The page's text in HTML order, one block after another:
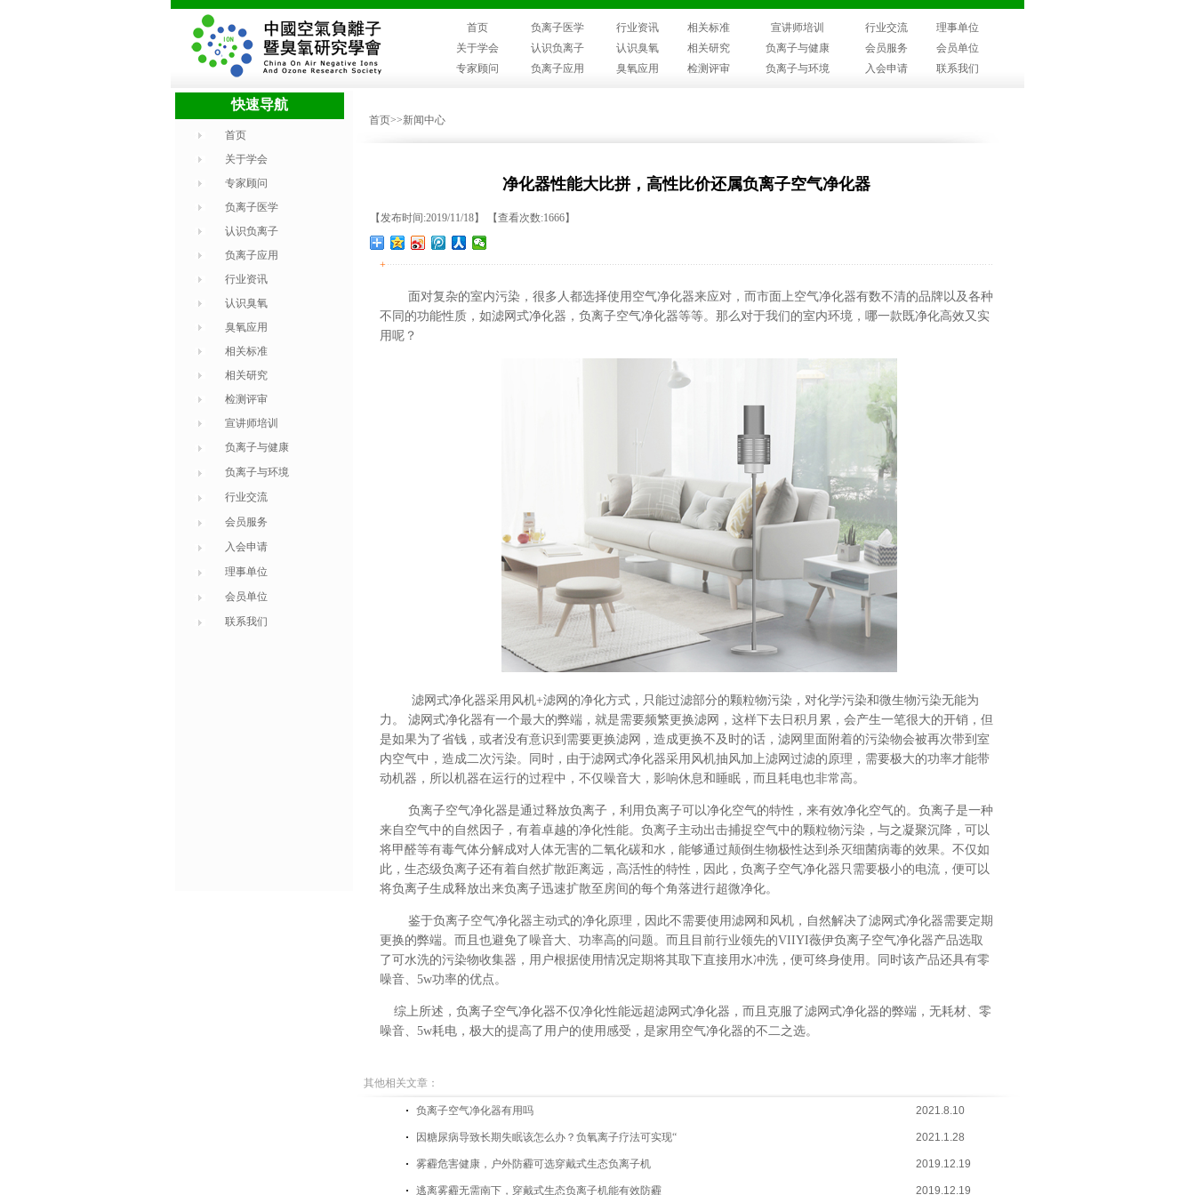
首页 负离子医学 行业资讯 相关标准 宣讲师培训 行业交流
理事单位
关于学会
认识负离子 认识臭氧 相关研究 负离子与健康 会员服务
会员单位
专家顾问
负离子应用 臭氧应用 检测评审 负离子与环境 入会申请 联系我们
快速导航
首页
关于学会
专家顾问
负离子医学
认识负离子
负离子应用
行业资讯
认识臭氧
臭氧应用
相关标准
相关研究
检测评审
宣讲师培训
负离子与健康
负离子与环境
行业交流
会员服务
入会申请
理事单位
会员单位
联系我们
首页>>新闻中心
净化器性能大比拼，高性比价还属负离子空气净化器
【发布时间:2019/11/18】 【查看次数:1666】
+
面对复杂的室内污染，很多人都选择使用空气净化器来应对，而市面上空气净化器有数不清的品牌以及各种
不同的功能性质，如滤网式净化器，负离子空气净化器等等。那么对于我们的室内环境，哪一款既净化高效又实
用呢？
滤网式净化器采用风机+滤网的净化方式，只能过滤部分的颗粒物污染，对化学污染和微生物污染无能为
力。 滤网式净化器有一个最大的弊端，就是需要频繁更换滤网，这样下去日积月累，会产生一笔很大的开销，但
是如果为了省钱，或者没有意识到需要更换滤网，造成更换不及时的话，滤网里面附着的污染物会被再次带到室
内空气中，造成二次污染。同时，由于滤网式净化器采用风机抽风加上滤网过滤的原理，需要极大的功率才能带
动机器，所以机器在运行的过程中，不仅噪音大，影响休息和睡眠，而且耗电也非常高。
负离子空气净化器是通过释放负离子，利用负离子可以净化空气的特性，来有效净化空气的。负离子是一种
来自空气中的自然因子，有着卓越的净化性能。 负离子主动出击捕捉空气中的颗粒物污染，与之凝聚沉降，可以
将甲醛等有毒气体分解成对人体无害的二氧化碳和水，能够通过颠倒生物极性达到杀灭细菌病毒的效果。 不仅如
此，生态级负离子还有着自然扩散距离远，高活性的特性，因此，负离子空气净化器只需要极小的电流，便可以
将负离子生成释放出来负离子迅速扩散至房间的每个角落进行超微净化。
鉴于负离子空气净化器主动式的净化原理 ，因此不需要使用滤网和风机，自然解决了滤网式净化器需要定期
更换的弊端。而且也避免了噪音大、功率高的问题。而且目前行业领先的VIIYI薇伊负离子空气净化器产品选取
了可水洗的污染物收集器，用户根据使用情况定期将其取下直接用水冲洗， 便可终身使用。同时该产品还具有零
噪音、 5w功率的优点。
综上所述，负离子空气净化器不仅净化性能远超滤网式净化器，而且克服了滤网式净化器的弊端，无耗材、零
噪音、 5w耗电，极大的提高了用户的使用感受，是家用空气净化器的不二之选。
其他相关文章：
负离子空气净化器有用吗 2021.8.10
因糖尿病导致长期失眠该怎么办？负氧离子疗法可实现“ 2021.1.28
雾霾危害健康，户外防霾可选穿戴式生态负离子机 2019.12.19
逃离雾霾无需南下，穿戴式生态负离子机能有效防霾 2019.12.19